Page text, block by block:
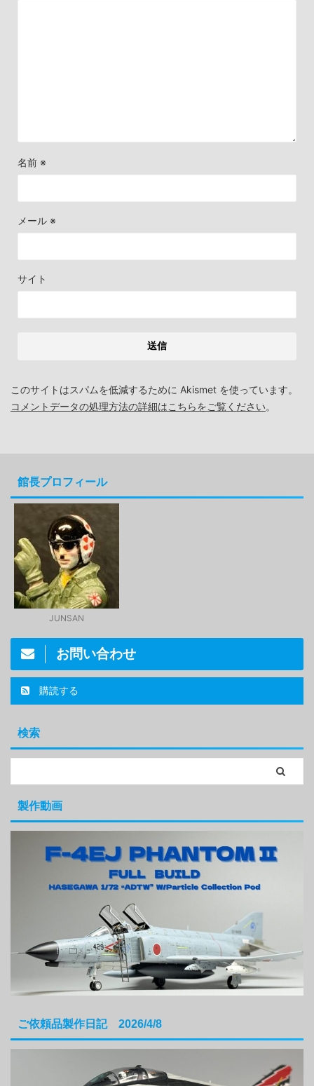
名前 ※
メール ※
サイト
このサイトはスパムを低減するために Akismet を使っています。
コメントデータの処理方法の詳細はこちらをご覧ください。
館長プロフィール
JUNSAN
お問い合わせ
購読する
検索
製作動画
ご依頼品製作日記 2026/4/8